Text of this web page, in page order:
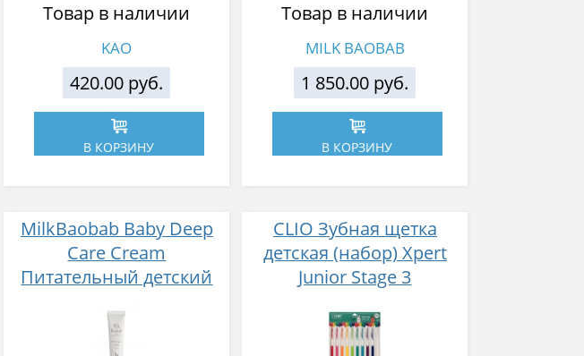
Товар в наличии
KAO
420.00 руб.
В КОРЗИНУ
Товар в наличии
MILK BAOBAB
1 850.00 руб.
В КОРЗИНУ
MilkBaobab Baby Deep
Care Cream
Питательный детский
160 г
CLIO Зубная щетка
детская (набор) Xpert
Junior Stage 3